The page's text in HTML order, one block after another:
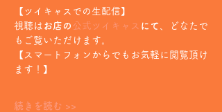
【ツイキャスでの生配信】
視聴は お店の 公式ツイキャス にて 、どなたで
もご覧いただけます。
【スマートフォンからでもお気軽に閲覧頂け
ます！】
続きを読む >>